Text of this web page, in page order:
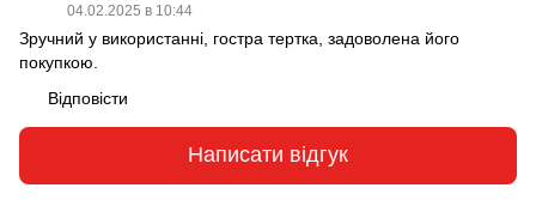
04.02.2025 в 10:44
Зручний у використанні, гостра тертка, задоволена його
покупкою.
Відповісти
Написати відгук